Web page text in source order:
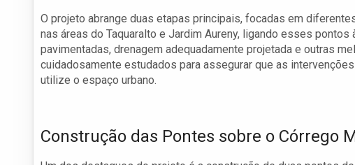
O projeto abrange duas etapas principais, focadas em
nas áreas do Taquaralto e Jardim Aureny, ligando esses
pavimentadas, drenagem adequadamente projetada e outras
cuidadosamente estudados para assegurar que as
utilize o espaço urbano.
Construção das Pontes sobre o Córrego